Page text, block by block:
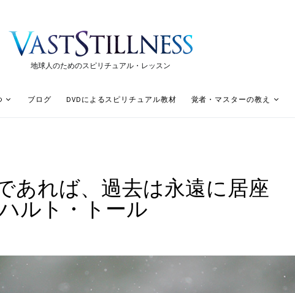
地球人のためのスピリチュアル・レッスン
ブログ DVDによるスピリチュアル教材 覚者・マスターの教え
あれば、過去は永遠に居座
ルト・トール